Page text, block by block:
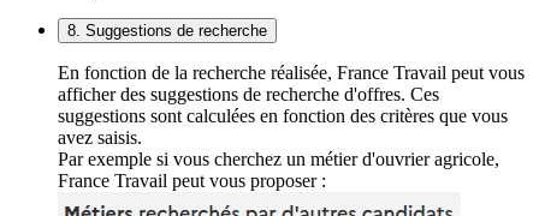
8. Suggestions de recherche
En fonction de la recherche réalisée, France Travail peut vous
afficher des suggestions de recherche d'offres. Ces
suggestions sont calculées en fonction des critères que vous
avez saisis.
Par exemple si vous cherchez un métier d'ouvrier agricole,
France Travail peut vous proposer :